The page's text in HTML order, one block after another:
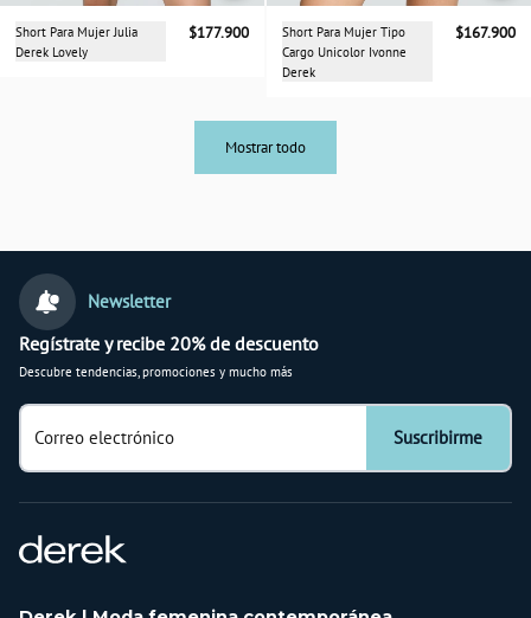
Short Para Mujer Julia
Derek Lovely
$177.900
Short Para Mujer Tipo
Cargo Unicolor Ivonne
Derek
$167.900
Mostrar todo
Newsletter
Regístrate y recibe 20% de descuento
Descubre tendencias, promociones y mucho más
Correo electrónico Suscribirme